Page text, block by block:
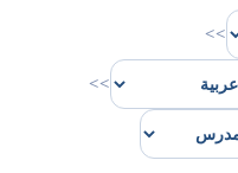
>>
>>